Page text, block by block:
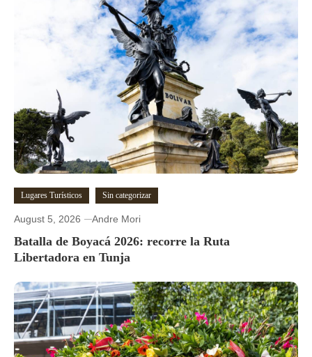
Lugares Turísticos Sin categorizar
August 5, 2026 Andre Mori
Batalla de Boyacá 2026: recorre la Ruta
Libertadora en Tunja